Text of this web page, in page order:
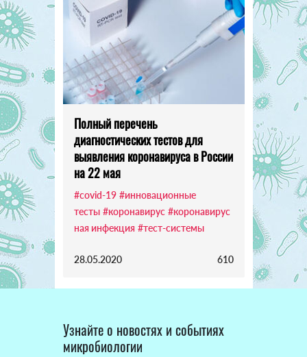
Полный перечень
диагностических тестов для
выявления коронавируса в России
на 22 мая
#covid-19 #инновационные
тесты #коронавирус #коронавирус
ная инфекция #тест-системы
28.05.2020 610
Узнайте о новостях и событиях
микробиологии